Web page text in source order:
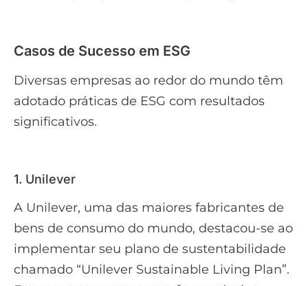
Casos de Sucesso em ESG
Diversas empresas ao redor do mundo têm
adotado práticas de ESG com resultados
significativos.
1. Unilever
A Unilever, uma das maiores fabricantes de
bens de consumo do mundo, destacou-se ao
implementar seu plano de sustentabilidade
chamado “Unilever Sustainable Living Plan”.